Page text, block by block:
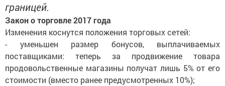
границей.
Закон о торговле 2017 года
Изменения коснутся положения торговых сетей:
- уменьшен размер бонусов, выплачиваемых
поставщиками: теперь за продвижение товара
продовольственные магазины получат лишь 5% от его
стоимости (вместо ранее предусмотренных 10%);